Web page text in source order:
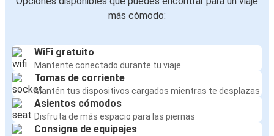
más cómodo:
WiFi gratuito
Mantente conectado durante tu viaje
Tomas de corriente
Mantén tus dispositivos cargados mientras te desplazas
Asientos cómodos
Disfruta de más espacio para las piernas
Consigna de equipajes